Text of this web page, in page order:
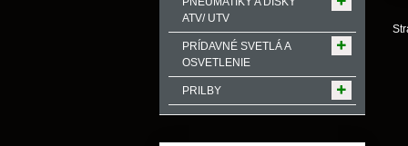
ATV/ UTV
PRÍDAVNÉ SVETLÁ A
OSVETLENIE
PRILBY